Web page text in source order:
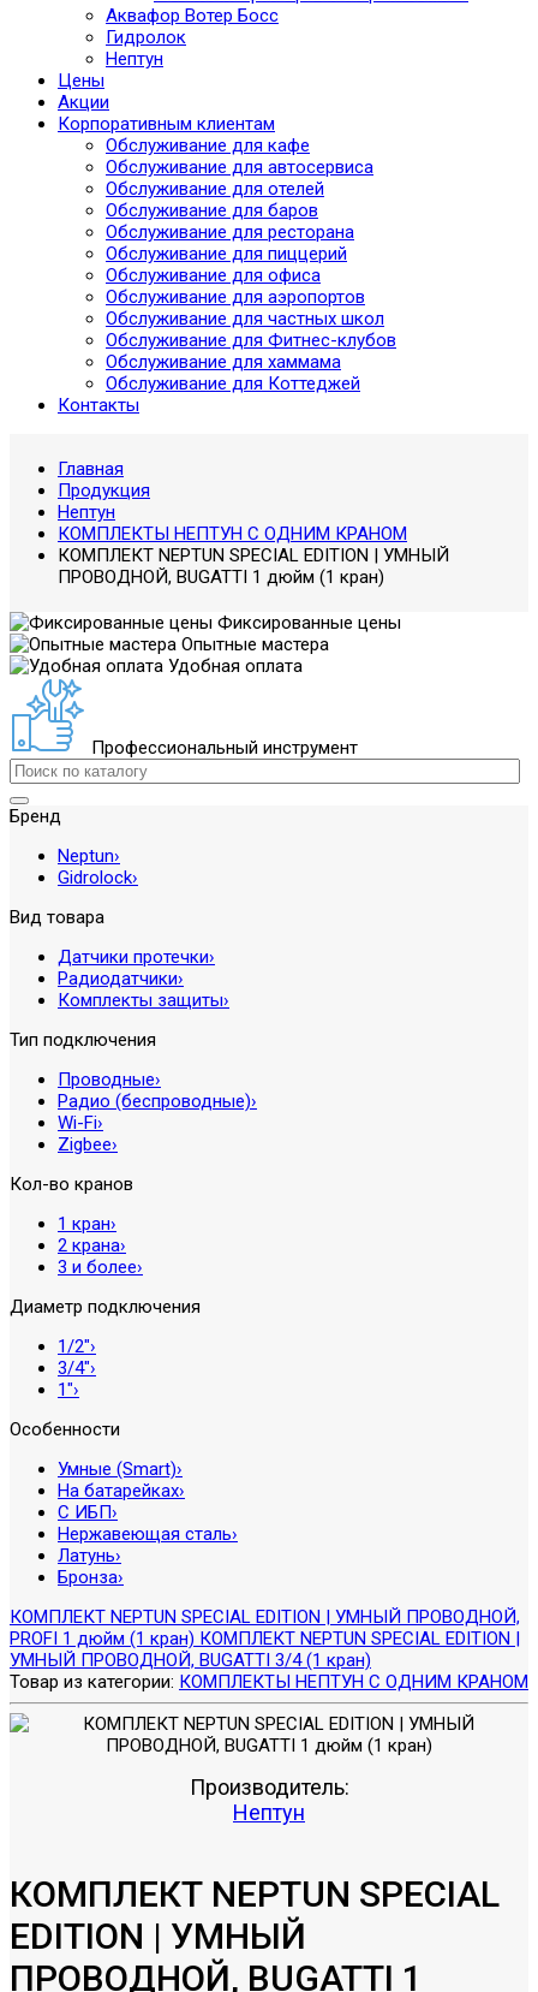
Аквафор Вотер Босс
Гидролок
Нептун
Цены
Акции
Корпоративным клиентам
Обслуживание для кафе
Обслуживание для автосервиса
Обслуживание для отелей
Обслуживание для баров
Обслуживание для ресторана
Обслуживание для пиццерий
Обслуживание для офиса
Обслуживание для аэропортов
Обслуживание для частных школ
Обслуживание для Фитнес-клубов
Обслуживание для хаммама
Обслуживание для Коттеджей
Контакты
Главная
Продукция
Нептун
КОМПЛЕКТЫ НЕПТУН С ОДНИМ КРАНОМ
КОМПЛЕКТ NEPTUN SPECIAL EDITION | УМНЫЙ
ПРОВОДНОЙ, BUGATTI 1 дюйм (1 кран)
Фиксированные цены
Опытные мастера
Удобная оплата
Профессиональный инструмент
Бренд
Neptun›
Gidrolock›
Вид товара
Датчики протечки›
Радиодатчики›
Комплекты защиты›
Тип подключения
Проводные›
Радио (беспроводные)›
Wi-Fi›
Zigbee›
Кол-во кранов
1 кран›
2 крана›
3 и более›
Диаметр подключения
1/2″›
3/4″›
1″›
Особенности
Умные (Smart)›
На батарейках›
С ИБП›
Нержавеющая сталь›
Латунь›
Бронза›
КОМПЛЕКТ NEPTUN SPECIAL EDITION | УМНЫЙ ПРОВОДНОЙ,
PROFI 1 дюйм (1 кран) КОМПЛЕКТ NEPTUN SPECIAL EDITION |
УМНЫЙ ПРОВОДНОЙ, BUGATTI 3/4 (1 кран)
Товар из категории: КОМПЛЕКТЫ НЕПТУН С ОДНИМ КРАНОМ
Производитель:
Нептун
КОМПЛЕКТ NEPTUN SPECIAL
EDITION | УМНЫЙ
ПРОВОДНОЙ, BUGATTI 1